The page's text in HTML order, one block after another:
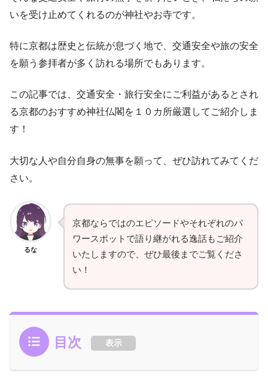
いを受け止めてくれるのが神社やお寺です。
特に京都は歴史と伝統が息づく地で、交通安全や旅の安全
を願う参拝者が多く訪れる場所でもあります。
この記事では、交通安全・旅行安全にご利益があるとされ
る京都のおすすめ神社仏閣を１０カ所厳選してご紹介しま
す！
大切な人や自分自身の無事を願って、ぜひ訪れてみてくだ
さい。
るな
京都ならではのエピソードやそれぞれのパ
ワースポットで語り継がれる逸話もご紹介
いたしますので、ぜひ最後までご覧くださ
い！
目次 表示